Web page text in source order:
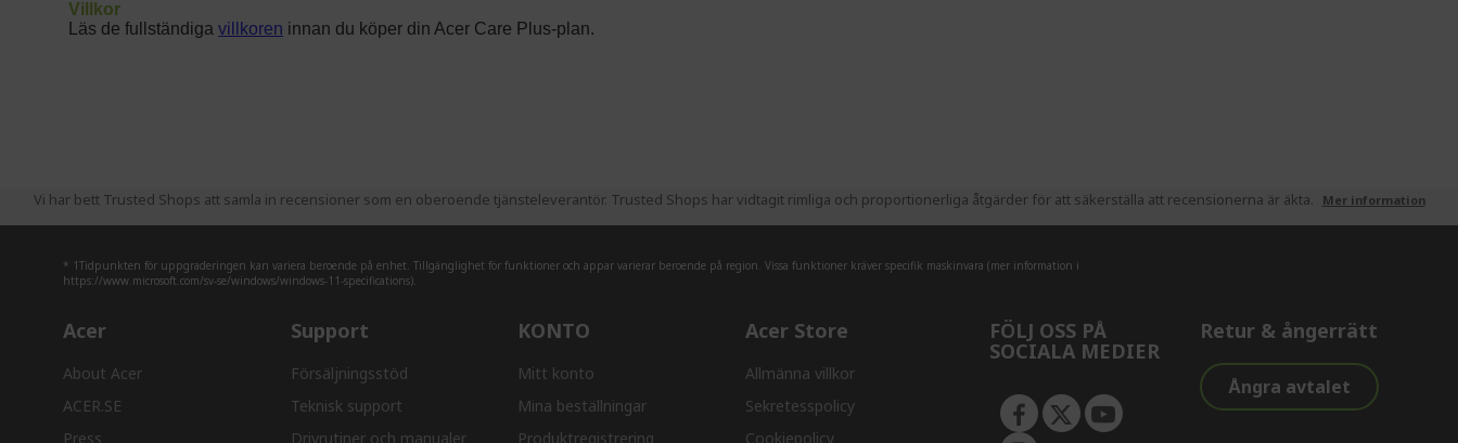
Vi har bett Trusted Shops att samla in recensioner som en oberoende tjänsteleverantör. Trusted Shops har vidtagit rimliga och proportionerliga åtgärder för att säkerställa att recensionerna är äkta. Mer information
* 1Tidpunkten för uppgraderingen kan variera beroende på enhet. Tillgänglighet för funktioner och appar varierar beroende på region. Vissa funktioner kräver specifik maskinvara (mer information i
https://www.microsoft.com/sv-se/windows/windows-11-specifications).
Acer
About Acer
ACER.SE
Press
Support
Försäljningsstöd
Teknisk support
Drivrutiner och manualer
KONTO
Mitt konto
Mina beställningar
Produktregistrering
Acer Store
Allmänna villkor
Sekretesspolicy
Cookiepolicy
FÖLJ OSS PÅ
SOCIALA MEDIER
Retur & ångerrätt
Ångra avtalet